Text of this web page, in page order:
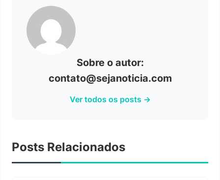
Sobre o autor:
contato@sejanoticia.com
Ver todos os posts →
Posts Relacionados